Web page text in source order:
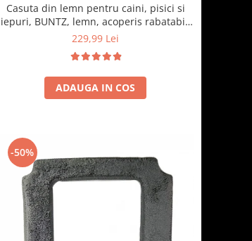
Casuta din lemn pentru caini, pisici si
iepuri, BUNTZ, lemn, acoperis rabatabil,
bitumant, impermeabil, perdea
cm, Gri
229,99 Lei
ADAUGA IN COS
-50%